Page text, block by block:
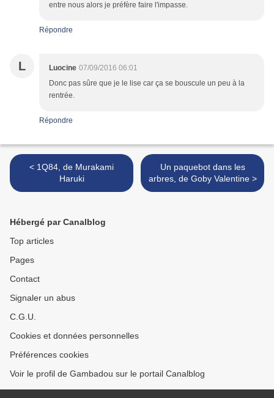
entre nous alors je préfère faire l'impasse.
Répondre
L Luocine 07/09/2016 06:01
Donc pas sûre que je le lise car ça se bouscule un peu à la
rentrée.
Répondre
< 1Q84, de Murakami
Haruki
Un paquebot dans les
arbres, de Goby Valentine >
Hébergé par Canalblog
Top articles
Pages
Contact
Signaler un abus
C.G.U.
Cookies et données personnelles
Préférences cookies
Voir le profil de Gambadou sur le portail Canalblog